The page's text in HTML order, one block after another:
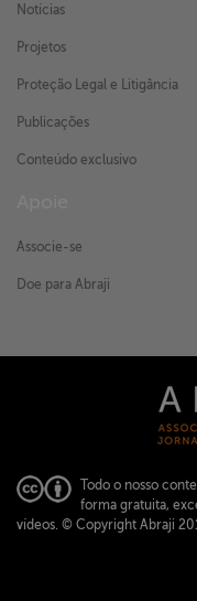
Notícias
Projetos
Proteção Legal e Litigância
Publicações
Conteúdo exclusivo
Associe-se
Doe para Abraji
Todo o nosso
forma gratuita,
vídeos. © Copyright Abraji